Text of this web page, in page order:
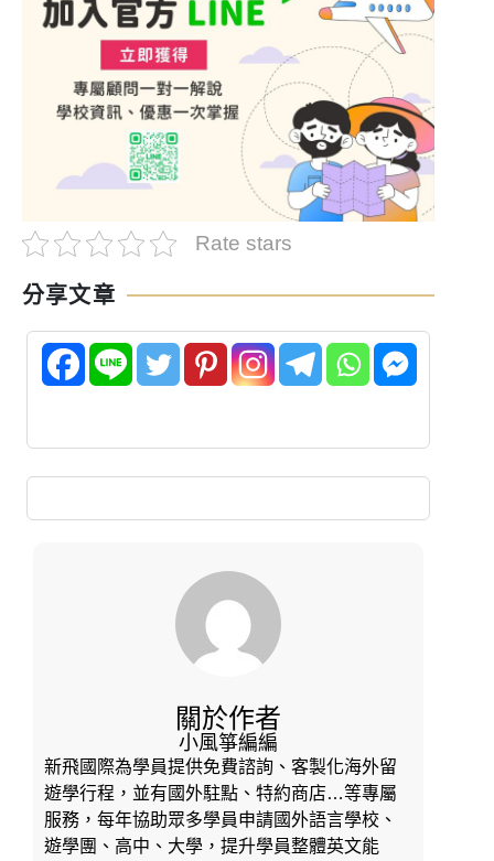
Rate stars
分享文章
關於作者
小風箏編編
新飛國際為學員提供免費諮詢、客製化海外留
遊學行程，並有國外駐點、特約商店…等專屬
服務，每年協助眾多學員申請國外語言學校、
遊學團、高中、大學，提升學員整體英文能